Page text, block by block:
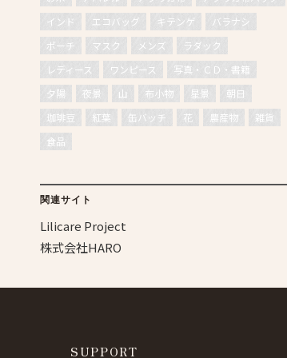
インド
エコバッグ キテンゲ
バラナシ
ポーチ
マスク メンズ
ラダック
レディース
ワンピース
写真・ＣＤ・書籍
夕陽
夜景 山 布小物 星景
朝日
珈琲豆
紅葉 缶バッチ 花 農産物
雑貨
食品
関連サイト
Lilicare Project
株式会社HARO
SUPPORT